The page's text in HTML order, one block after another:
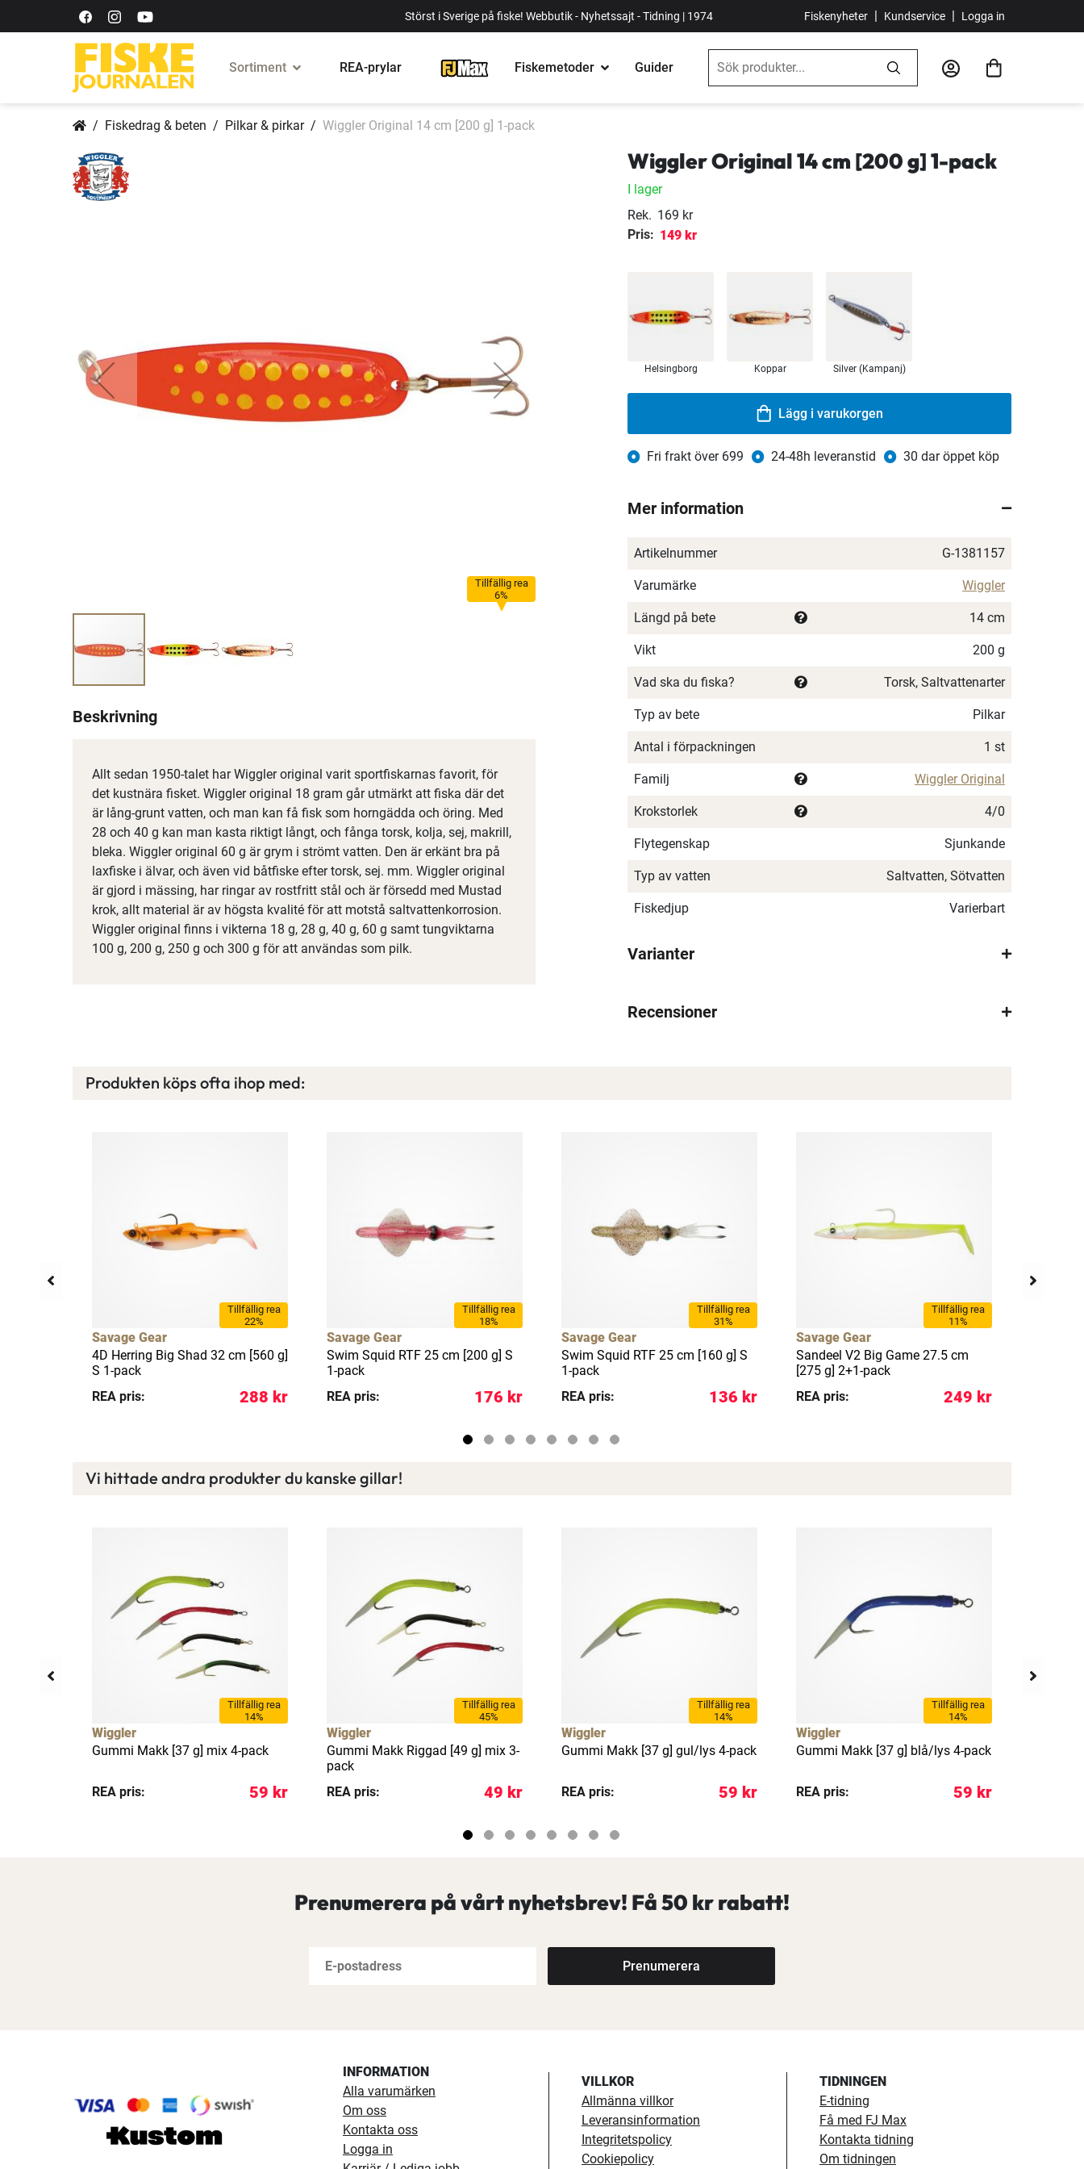
Störst i Sverige på fiske! Webbutik - Nyhetssajt - Tidning | 1974 Fiskenyheter | Kundservice | Logga in
Sortiment REA-prylar Fiskemetoder Guider
Fiskedrag & beten Pilkar & pirkar Wiggler Original 14 cm [200 g] 1-pack
Tillfällig rea
6%
Beskrivning
Allt sedan 1950-talet har Wiggler original varit sportfiskarnas favorit, för
det kustnära fisket. Wiggler original 18 gram går utmärkt att fiska där det
är lång-grunt vatten, och man kan få fisk som horngädda och öring. Med
28 och 40 g kan man kasta riktigt långt, och fånga torsk, kolja, sej, makrill,
bleka. Wiggler original 60 g är grym i strömt vatten. Den är erkänt bra på
laxfiske i älvar, och även vid båtfiske efter torsk, sej. mm. Wiggler original
är gjord i mässing, har ringar av rostfritt stål och är försedd med Mustad
krok, allt material är av högsta kvalité för att motstå saltvattenkorrosion.
Wiggler original finns i vikterna 18 g, 28 g, 40 g, 60 g samt tungviktarna
100 g, 200 g, 250 g och 300 g för att användas som pilk.
Wiggler Original 14 cm [200 g] 1-pack
I lager
Rek. 169 kr
Pris: 149 kr
Helsingborg Koppar Silver (Kampanj)
Lägg i varukorgen
Fri frakt över 699 24-48h leveranstid 30 dar öppet köp
Mer information
Artikelnummer G-1381157
Varumärke Wiggler
Längd på bete 14 cm
Vikt 200 g
Vad ska du fiska? Torsk, Saltvattenarter
Typ av bete Pilkar
Antal i förpackningen 1 st
Familj Wiggler Original
Krokstorlek 4/0
Flytegenskap Sjunkande
Typ av vatten Saltvatten, Sötvatten
Fiskedjup Varierbart
Varianter
Recensioner
Produkten köps ofta ihop med:
Tillfällig rea
22%
Savage Gear
4D Herring Big Shad 32 cm [560 g]
S 1-pack
REA pris:
288 kr
Tillfällig rea
18%
Savage Gear
Swim Squid RTF 25 cm [200 g] S
1-pack
REA pris:
176 kr
Tillfällig rea
31%
Savage Gear
Swim Squid RTF 25 cm [160 g] S
1-pack
REA pris:
136 kr
Tillfällig rea
11%
Savage Gear
Sandeel V2 Big Game 27.5 cm
[275 g] 2+1-pack
REA pris:
249 kr
Vi hittade andra produkter du kanske gillar!
Tillfällig rea
14%
Wiggler
Gummi Makk [37 g] mix 4-pack
REA pris: 59 kr
Tillfällig rea
45%
Wiggler
Gummi Makk Riggad [49 g] mix 3-
pack
REA pris:
49 kr
Tillfällig rea
14%
Wiggler
Gummi Makk [37 g] gul/lys 4-pack
REA pris: 59 kr
Tillfällig rea
14%
Wiggler
Gummi Makk [37 g] blå/lys 4-pack
REA pris: 59 kr
Prenumerera på vårt nyhetsbrev! Få50 kr rabatt!
Prenumerera
INFORMATION
Alla varumärken
Om oss
Kontakta oss
Logga in
VILLKOR
Allmänna villkor
Leveransinformation
Integritetspolicy
Cookiepolicy
TIDNINGEN
E-tidning
Få med FJ Max
Kontakta tidning
Om tidningen